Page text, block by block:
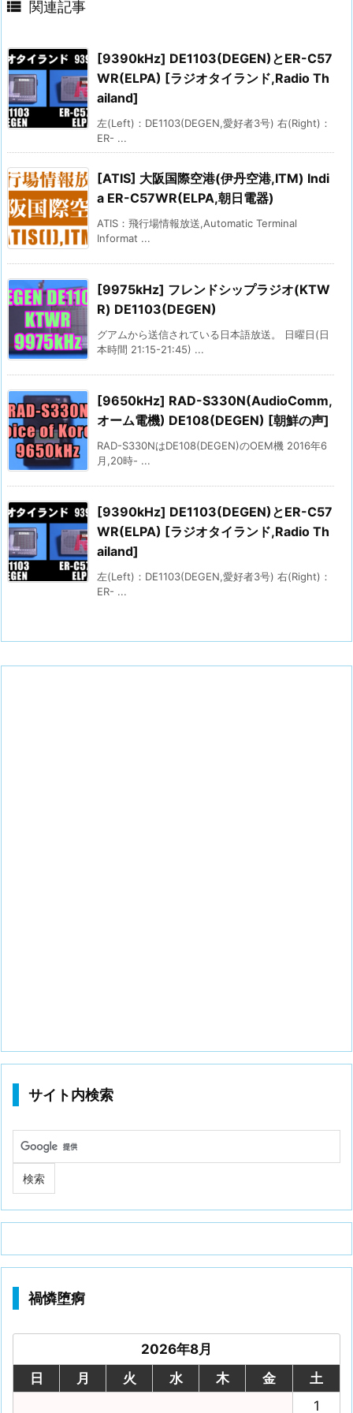
 関連記事
[9390kHz] DE1103(DEGEN)とER-C57
WR(ELPA) [ラジオタイランド,Radio Th
ailand]
左(Left)：DE1103(DEGEN,愛好者3号) 右(Right)：
ER- ...
[ATIS] 大阪国際空港(伊丹空港,ITM) Indi
a ER-C57WR(ELPA,朝日電器)
ATIS：飛行場情報放送,Automatic Terminal
Informat ...
[9975kHz] フレンドシップラジオ(KTW
R) DE1103(DEGEN)
グアムから送信されている日本語放送。 日曜日(日
本時間 21:15-21:45) ...
[9650kHz] RAD-S330N(AudioComm,
オーム電機) DE108(DEGEN) [朝鮮の声]
RAD-S330NはDE108(DEGEN)のOEM機 2016年6
月,20時- ...
[9390kHz] DE1103(DEGEN)とER-C57
WR(ELPA) [ラジオタイランド,Radio Th
ailand]
左(Left)：DE1103(DEGEN,愛好者3号) 右(Right)：
ER- ...
サイト内検索
禍憐堕痾
2026年8月
日
月 火 水 木 金
土
1